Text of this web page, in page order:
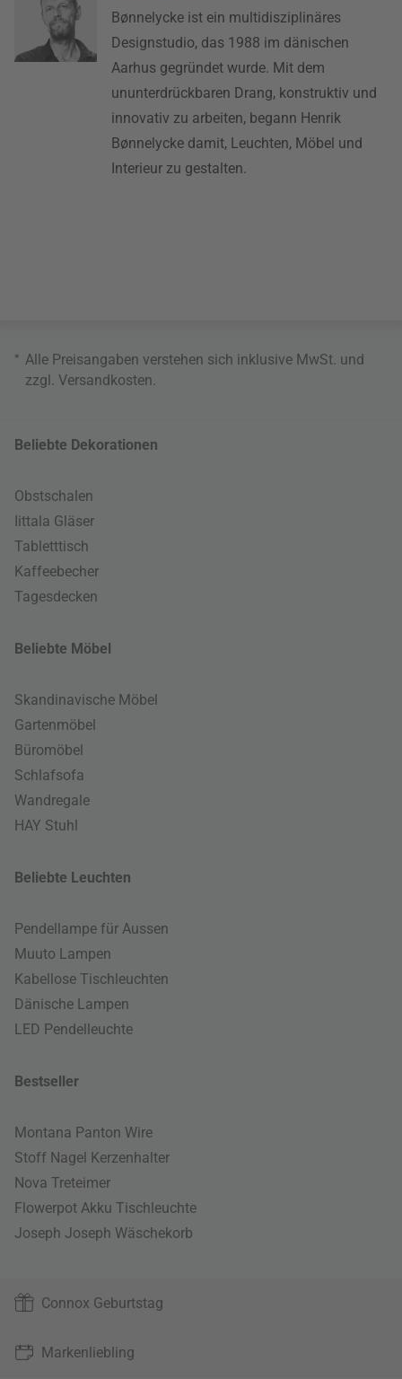
Bønnelycke ist ein multidisziplinäres
Designstudio, das 1988 im dänischen
Aarhus gegründet wurde. Mit dem
ununterdrückbaren Drang, konstruktiv und
innovativ zu arbeiten, begann Henrik
Bønnelycke damit, Leuchten, Möbel und
Interieur zu gestalten.
* Alle Preisangaben verstehen sich inklusive MwSt. und
zzgl. Versandkosten.
Beliebte Dekorationen
Obstschalen
Iittala Gläser
Tabletttisch
Kaffeebecher
Tagesdecken
Beliebte Möbel
Skandinavische Möbel
Gartenmöbel
Büromöbel
Schlafsofa
Wandregale
HAY Stuhl
Beliebte Leuchten
Pendellampe für Aussen
Muuto Lampen
Kabellose Tischleuchten
Dänische Lampen
LED Pendelleuchte
Bestseller
Montana Panton Wire
Stoff Nagel Kerzenhalter
Nova Treteimer
Flowerpot Akku Tischleuchte
Joseph Joseph Wäschekorb
Connox Geburtstag
Markenliebling